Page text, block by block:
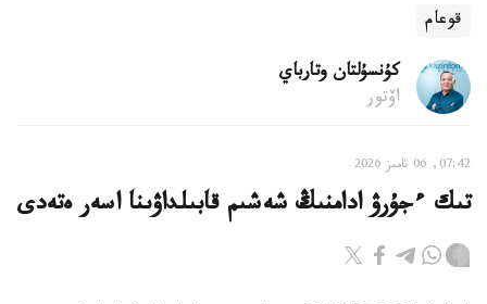
قوعام
كۇنسۇلتان وتارباي
اۆتور
07:42, 06 تامىز 2026
تىك ءجۇرۋ ادامنىڭ شەشىم قابىلداۋىنا اسەر ەتەدى